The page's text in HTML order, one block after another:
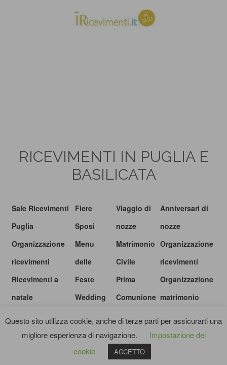
RICEVIMENTI IN PUGLIA E
BASILICATA
Sale Ricevimenti
Puglia
Organizzazione
ricevimenti
Ricevimenti a
natale
Fiere
Sposi
Menu
delle
Feste
Wedding
Viaggio di
nozze
Matrimonio
Civile
Prima
Comunione
Anniversari di
nozze
Organizzazione
ricevimenti
Organizzazione
matrimonio
© I RICEVIMENTI.IT |PRIVACY POLICY|TERMINI E CONDIZIONI
Questo sito utilizza cookie, anche di terze parti per assicurarti una
migliore esperienza di navigazione.
Impostazione dei
cookie
ACCETTO